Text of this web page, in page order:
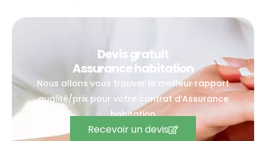
Devis gratuit
Assurance habitation
Nous allons vous trouver le meilleur rapport
qualité/prix pour votre contrat d’Assurance
habitation
Recevoir un devis